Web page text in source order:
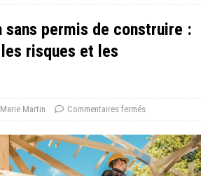
sans permis de construire :
risques et les
Marie Martin Commentaires fermés